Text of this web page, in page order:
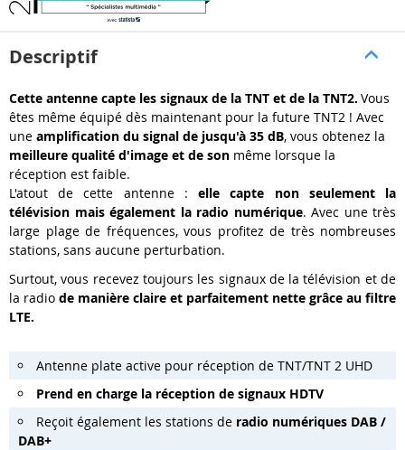
Descriptif
Cette antenne capte les signaux de la TNT et de la TNT2. Vous
êtes même équipé dès maintenant pour la future TNT2 ! Avec
une amplification du signal de jusqu'à 35 dB, vous obtenez la
meilleure qualité d'image et de son même lorsque la
réception est faible.
L'atout de cette antenne :elle capte non seulement la
télévision mais également la radio numérique. Avec une très
large plage de fréquences, vous profitez de très nombreuses
stations, sans aucune perturbation.
Surtout, vous recevez toujours les signaux de la télévision et de
la radio de manière claire et parfaitement nette grâce au filtre
LTE.
Antenne plate active pour réception de TNT/TNT 2 UHD
Prend en charge la réception de signaux HDTV
Reçoit également les stations de radio numériques DAB /
DAB+